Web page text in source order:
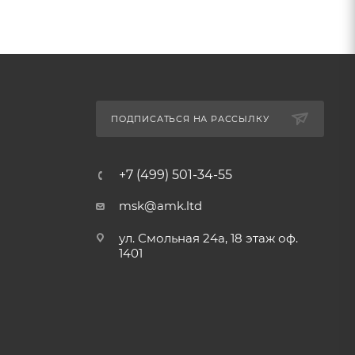
ПОДПИСАТЬСЯ НА РАССЫЛКУ
+7 (499) 501-34-55
msk@amk.ltd
ул. Смольная 24а, 18 этаж оф.
1401